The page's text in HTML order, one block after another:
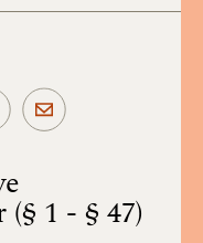
1 - § 47)